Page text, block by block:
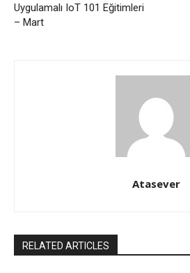
Uygulamalı IoT 101 Eğitimleri
– Mart
Atasever
RELATED ARTICLES